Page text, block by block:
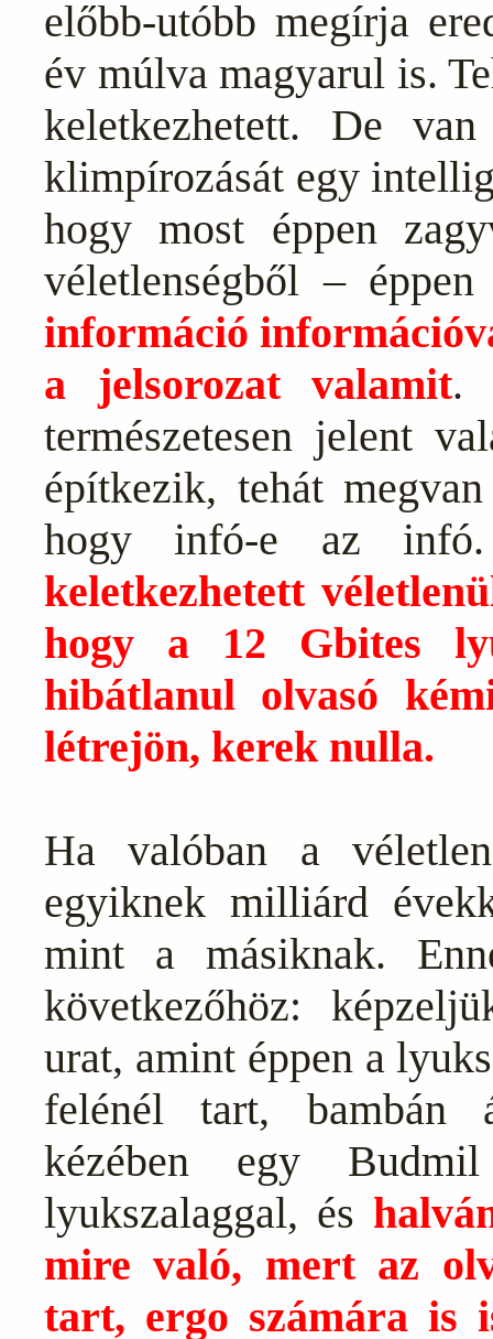
előbb-utóbb megírja
év múlva magyarul is.
keletkezhetett. De
klimpírozását egy
hogy most éppen
véletlenségből –
információ
a jelsorozat valamit.
természetesen jelent
építkezik, tehát
hogy infó-e az
keletkezhetett
hogy a 12 Gbites
hibátlanul olvasó
létrejön, kerek nulla.
Ha valóban a
egyiknek milliárd
mint a másiknak.
következőhöz:
urat, amint éppen a
felénél tart, bambán
kézében egy
lyukszalaggal, és
mire való, mert az
tart, ergo számára is